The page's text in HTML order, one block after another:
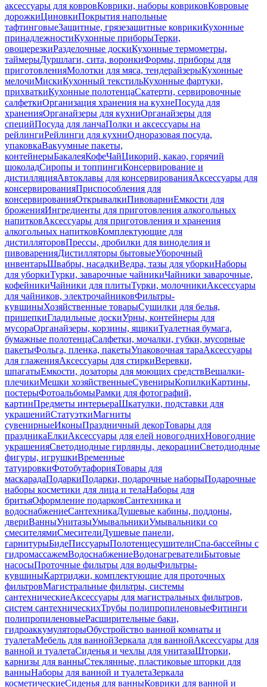
аксессуары для ковровКоврики, наборы ковриковКовровые
дорожкиЦиновкиПокрытия напольные
тафтинговыеЗащитные, грязезащитные коврикиКухонные
принадлежностиКухонные приборыТерки,
овощерезкиРазделочные доскиКухонные термометры,
таймерыДуршлаги, сита, воронкиФормы, приборы для
приготовленияМолотки для мяса, тендерайзерыКухонные
мелочиМискиКухонный текстильКухонные фартуки,
прихваткиКухонные полотенцаСкатерти, сервировочные
салфеткиОрганизация хранения на кухнеПосуда для
храненияОрганайзеры для кухниОрганайзеры для
специйПосуда для ланчаПолки и аксессуары на
рейлингиРейлинги для кухниОдноразовая посуда,
упаковкаВакуумные пакеты,
контейнерыБакалеяКофеЧайЦикорий, какао, горячий
шоколадСиропы и топпингиКонсервирование и
дистилляцияАвтоклавы для консервированияАксессуары для
консервированияПриспособления для
консервированияОткрывалкиПивоварниЕмкости для
броженияИнгредиенты для приготовления алкогольных
напитковАксессуары для приготовления и хранения
алкогольных напитковКомплектующие для
дистилляторовПрессы, дробилки для виноделия и
пивоваренияДистилляторы бытовыеУборочный
инвентарьШвабры, насадкиВедра, тазы для уборкиНаборы
для уборкиТурки, заварочные чайникиЧайники заварочные,
кофейникиЧайники для плитыТурки, молочникиАксессуары
для чайников, электрочайниковФильтры-
кувшиныХозяйственные товарыСушилки для белья,
прищепкиГладильные доскиУрны, контейнеры для
мусораОрганайзеры, корзины, ящикиТуалетная бумага,
бумажные полотенцаСалфетки, мочалки, губки, мусорные
пакетыФольга, пленка, пакетыУпаковочная тараАксессуары
для глаженияАксессуары для стиркиВеревки,
шпагатыЕмкости, дозаторы для моющих средствВешалки-
плечикиМешки хозяйственныеСувенирыКопилкиКартины,
постерыФотоальбомыРамки для фотографий,
картинПредметы интерьераШкатулки, подставки для
украшенийСтатуэткиМагниты
сувенирныеИконыПраздничный декорТовары для
праздникаЕлкиАксессуары для елей новогоднихНовогодние
украшенияСветодиодные гирлянды, декорацииСветодиодные
фигуры, игрушкиВременные
татуировкиФотобутафорияТовары для
маскарадаПодаркиПодарки, подарочные наборыПодарочные
наборы косметики для лица и телаНаборы для
бритьяОформление подарковСантехника и
водоснабжениеСантехникаДушевые кабины, поддоны,
двериВанныУнитазыУмывальникиУмывальники со
смесителямиСмесителиДушевые панели,
гарнитурыБидеПиссуарыПолотенцесушителиСпа-бассейны с
гидромассажемВодоснабжениеВодонагревателиБытовые
насосыПроточные фильтры для водыФильтры-
кувшиныКартриджи, комплектующие для проточных
фильтровМагистральные фильтры, системы
сантехническиеАксессуары для магистральных фильтров,
систем сантехническихТрубы полипропиленовыеФитинги
полипропиленовыеРасширительные баки,
гидроаккумуляторыОбустройство ванной комнаты и
туалетаМебель для ваннойЗеркала для ваннойАксессуары для
ванной и туалетаСиденья и чехлы для унитазаШторки,
карнизы для ванныСтеклянные, пластиковые шторки для
ванныНаборы для ванной и туалетаЗеркала
косметическиеСиденья для ванныКоврики для ванной и